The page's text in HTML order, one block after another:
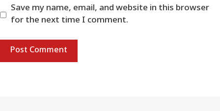
Save my name, email, and website in this browser
for the next time I comment.